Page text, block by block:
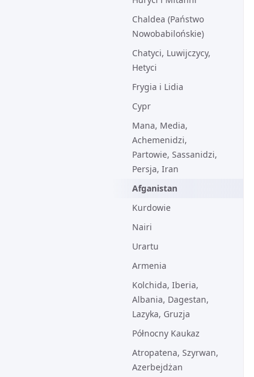
Chaldea (Państwo
Nowobabilońskie)
Chatyci, Luwijczycy,
Hetyci
Frygia i Lidia
Cypr
Mana, Media,
Achemenidzi,
Partowie, Sassanidzi,
Persja, Iran
Afganistan
Kurdowie
Nairi
Urartu
Armenia
Kolchida, Iberia,
Albania, Dagestan,
Lazyka, Gruzja
Północny Kaukaz
Atropatena, Szyrwan,
Azerbejdżan